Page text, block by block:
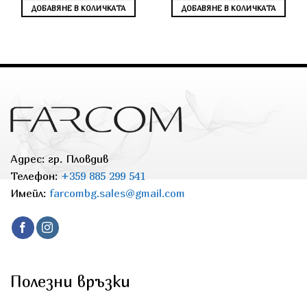
ДОБАВЯНЕ В КОЛИЧКАТА ДОБАВЯНЕ В КОЛИЧКАТА
Адрес: гр. Пловдив
Телефон: +359 885 299 541
Имейл: farcombg.sales@gmail.com
Полезни връзки